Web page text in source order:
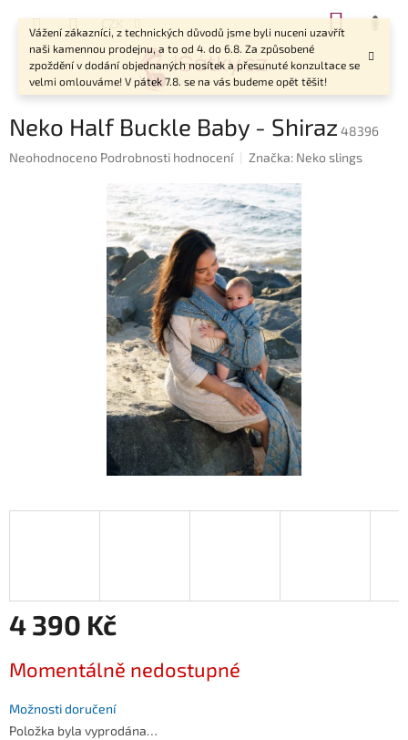
Vážení zákazníci, z technických důvodů jsme byli nuceni uzavřít
naši kamennou prodejnu, a to od 4. do 6.8. Za způsobené
zpoždění v dodání objednaných nosítek a přesunuté konzultace se
velmi omlouváme! V pátek 7.8. se na vás budeme opět těšit!
CZK
Neko Half Buckle Baby - Shiraz 48396
Průměrné
Neohodnoceno Podrobnosti hodnocení Značka: Neko slings
4 390 Kč
cena:
Momentálně nedostupné
Možnosti doručení
Položka byla vyprodána…